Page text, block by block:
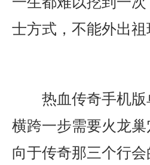
士方式，不能外出祖
热血传奇手机
横跨一步需要火龙
向于传奇那三个行